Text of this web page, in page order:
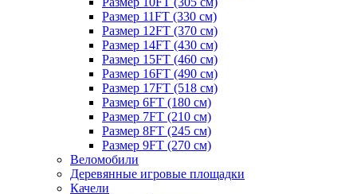
Размер 11FT (330 см)
Размер 12FT (370 см)
Размер 14FT (430 см)
Размер 15FT (460 см)
Размер 16FT (490 см)
Размер 17FT (518 см)
Размер 6FT (180 см)
Размер 7FT (210 см)
Размер 8FT (245 см)
Размер 9FT (270 см)
Веломобили
Деревянные игровые площадки
Качели